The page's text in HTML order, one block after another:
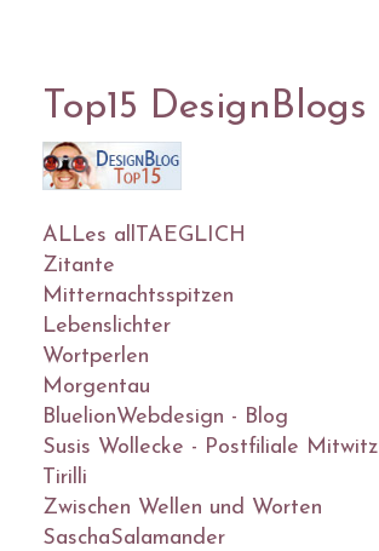
Top15 DesignBlogs
ALLes allTAEGLICH
Zitante
Mitternachtsspitzen
Lebenslichter
Wortperlen
Morgentau
BluelionWebdesign - Blog
Susis Wollecke - Postfiliale Mitwitz
Tirilli
Zwischen Wellen und Worten
SaschaSalamander